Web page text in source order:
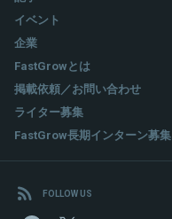
イベント
企業
FastGrowとは
掲載依頼／お問い合わせ
ライター募集
FastGrow長期インターン募集
FOLLOW US